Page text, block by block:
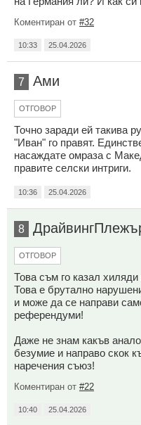
Коментиран от #32
10:33 25.04.2026
7 Ами
ОТГОВОР
Точно заради ей такива
"Иван" го правят.
насаждате омраза с
правите селски интриги.
10:36 25.04.2026
8
ОТГОВОР
Това съм го казал хиляди
Това е брутално
и може да се направи
референдуми!
Даже не знам какъв
безумие и направо скок
наречения съюз!
Коментиран от #22
10:40 25.04.2026